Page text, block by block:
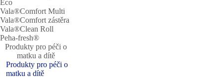
Eco
Vala®Comfort Multi
Vala®Comfort zástěra
Vala®Clean Roll
Peha-fresh®
Produkty pro péči o
matku a dítě
Produkty pro péči o
matku a dítě